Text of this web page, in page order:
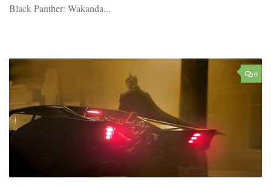
Black Panther: Wakanda...
0